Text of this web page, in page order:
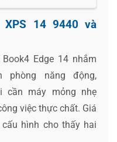
14 9440 và
Edge 14 nhắm
phòng năng động,
cần máy mỏng nhẹ
việc thực chất. Giá
hình cho thấy hai